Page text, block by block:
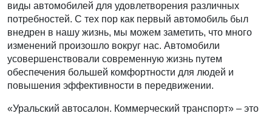
виды автомобилей для удовлетворения различных
потребностей. С тех пор как первый автомобиль был
внедрен в нашу жизнь, мы можем заметить, что много
изменений произошло вокруг нас. Автомобили
усовершенствовали современную жизнь путем
обеспечения большей комфортности для людей и
повышения эффективности в передвижении.
«Уральский автосалон. Коммерческий транспорт» – это